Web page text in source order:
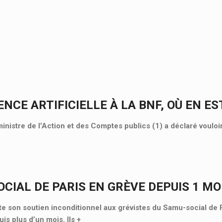
ARTIFICIELLE À LA BNF, OÙ EN
de l’Action et des Comptes publics (1) a déclaré
DE PARIS EN GRÈVE DEPUIS 1
son soutien inconditionnel aux grévistes du Samu-social de
plus d’un mois. Ils +